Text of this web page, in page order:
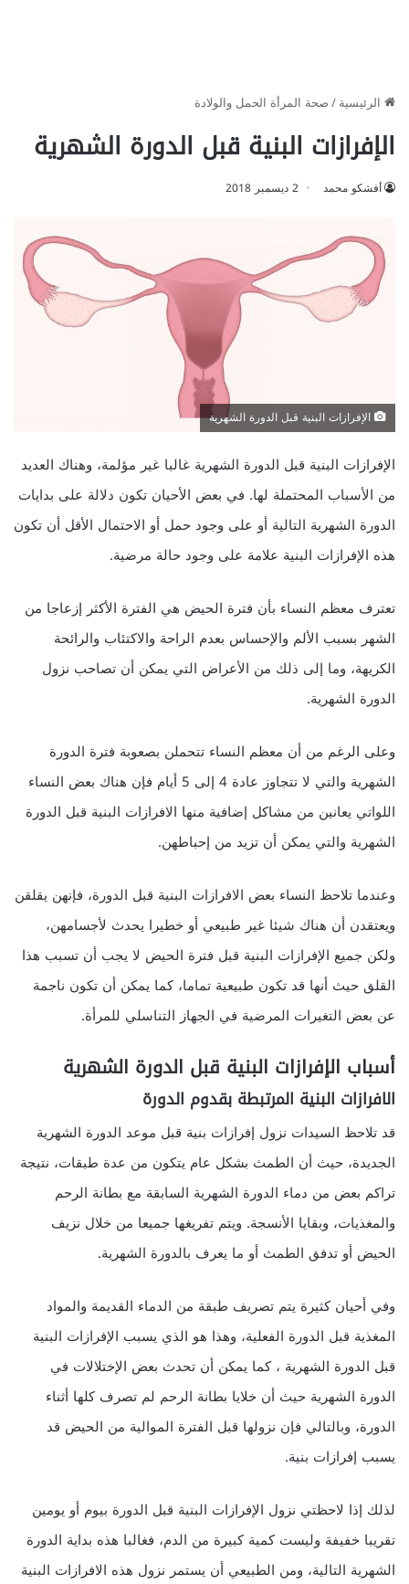
الرئيسية/صحة المرأة الحمل والولادة
الإفرازات البنية قبل الدورة الشهرية
أفشكو محمد 2 ديسمبر 2018
الإفرازات البنية قبل الدورة الشهرية
الإفرازات البنية قبل الدورة الشهرية غالبا غير مؤلمة، وهناك العديد
من الأسباب المحتملة لها. في بعض الأحيان تكون دلالة على بدايات
الدورة الشهرية التالية أو على وجود حمل أو الاحتمال الأقل أن تكون
هذه الإفرازات البنية علامة على وجود حالة مرضية.
تعترف معظم النساء بأن فترة الحيض هي الفترة الأكثر إزعاجا من
الشهر بسبب الألم والإحساس بعدم الراحة والاكتئاب والرائحة
الكريهة، وما إلى ذلك من الأعراض التي يمكن أن تصاحب نزول
الدورة الشهرية.
وعلى الرغم من أن معظم النساء تتحملن بصعوبة فترة الدورة
الشهرية والتي لا تتجاوز عادة 4 إلى 5 أيام فإن هناك بعض النساء
اللواتي يعانين من مشاكل إضافية منها الافرازات البنية قبل الدورة
الشهرية والتي يمكن أن تزيد من إحباطهن.
وعندما تلاحظ النساء بعض الافرازات البنية قبل الدورة، فإنهن يقلقن
ويعتقدن أن هناك شيئا غير طبيعي أو خطيرا يحدث لأجسامهن،
ولكن جميع الإفرازات البنية قبل فترة الحيض لا يجب أن تسبب هذا
القلق حيث أنها قد تكون طبيعية تماما، كما يمكن أن تكون ناجمة
عن بعض التغيرات المرضية في الجهاز التناسلي للمرأة.
أسباب الإفرازات البنية قبل الدورة الشهرية
الافرازات البنية المرتبطة بقدوم الدورة
قد تلاحظ السيدات نزول إفرازات بنية قبل موعد الدورة الشهرية
الجديدة، حيث أن الطمث بشكل عام يتكون من عدة طبقات، نتيجة
تراكم بعض من دماء الدورة الشهرية السابقة مع بطانة الرحم
والمغذيات، وبقايا الأنسجة. ويتم تفريغها جميعا من خلال نزيف
الحيض أو تدفق الطمث أو ما يعرف بالدورة الشهرية.
وفي أحيان كثيرة يتم تصريف طبقة من الدماء القديمة والمواد
المغذية قبل الدورة الفعلية، وهذا هو الذي يسبب الإفرازات البنية
قبل الدورة الشهرية ، كما يمكن أن تحدث بعض الإختلالات في
الدورة الشهرية حيث أن خلايا بطانة الرحم لم تصرف كلها أثناء
الدورة، وبالتالي فإن نزولها قبل الفترة الموالية من الحيض قد
يسبب إفرازات بنية.
لذلك إذا لاحظتي نزول الإفرازات البنية قبل الدورة بيوم أو يومين
تقريبا خفيفة وليست كمية كبيرة من الدم، فغالبا هذه بداية الدورة
الشهرية التالية، ومن الطبيعي أن يستمر نزول هذه الافرازات البنية